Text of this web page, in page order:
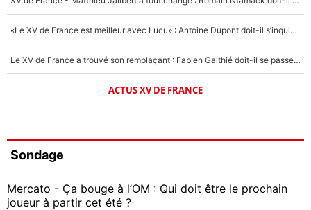
«Le XV de France est meilleur avec Lucu» : Antoine Dupont doit-il s’inquiéter pour sa place ?
Le XV de France a trouvé son remplaçant : Fabien Galthié doit-il se passer d'Antoine Dupont ?
ACTUS XV DE FRANCE
Sondage
Mercato - Ça bouge à l’OM : Qui doit être le prochain
joueur à partir cet été ?